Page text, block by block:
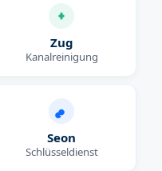
Zug
Kanalreinigung
Seon
Schlüsseldienst